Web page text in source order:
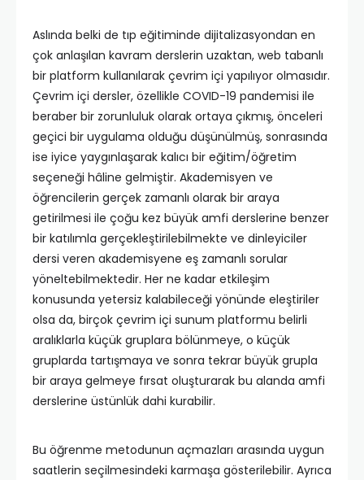
Aslında belki de tıp eğitiminde dijitalizasyondan en
çok anlaşılan kavram derslerin uzaktan, web tabanlı
bir platform kullanılarak çevrim içi yapılıyor olmasıdır.
Çevrim içi dersler, özellikle COVID-19 pandemisi ile
beraber bir zorunluluk olarak ortaya çıkmış, önceleri
geçici bir uygulama olduğu düşünülmüş, sonrasında
ise iyice yaygınlaşarak kalıcı bir eğitim/öğretim
seçeneği hâline gelmiştir. Akademisyen ve
öğrencilerin gerçek zamanlı olarak bir araya
getirilmesi ile çoğu kez büyük amfi derslerine benzer
bir katılımla gerçekleştirilebilmekte ve dinleyiciler
dersi veren akademisyene eş zamanlı sorular
yöneltebilmektedir. Her ne kadar etkileşim
konusunda yetersiz kalabileceği yönünde eleştiriler
olsa da, birçok çevrim içi sunum platformu belirli
aralıklarla küçük gruplara bölünmeye, o küçük
gruplarda tartışmaya ve sonra tekrar büyük grupla
bir araya gelmeye fırsat oluşturarak bu alanda amfi
derslerine üstünlük dahi kurabilir.
Bu öğrenme metodunun açmazları arasında uygun
saatlerin seçilmesindeki karmaşa gösterilebilir. Ayrıca